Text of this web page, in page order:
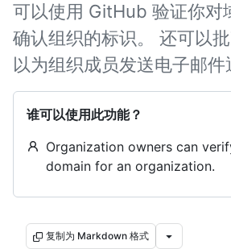
可以使用 GitHub 验证你对
确认组织的标识。 还可以
以为组织成员发送电子邮件
谁可以使用此功能？
Organization owners can
domain for an organization.
复制为 Markdown 格式